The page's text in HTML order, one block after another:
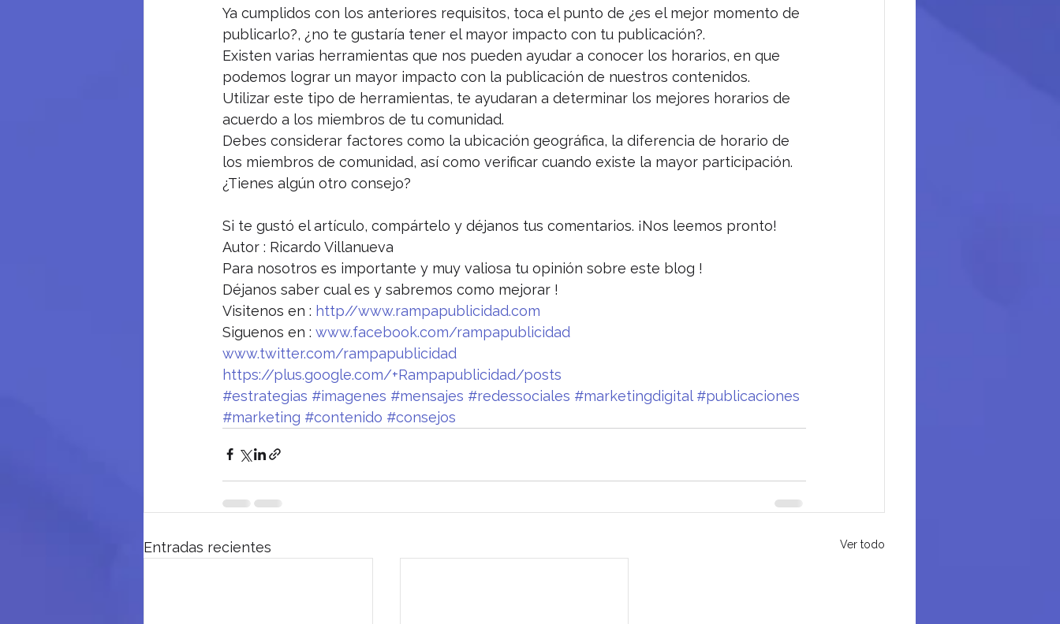
Ya cumplidos con los anteriores requisitos, toca el punto de ¿es el mejor momento de
publicarlo?, ¿no te gustaría tener el mayor impacto con tu publicación?.
Existen varias herramientas que nos pueden ayudar a conocer los horarios, en que
podemos lograr un mayor impacto con la publicación de nuestros contenidos.
Utilizar este tipo de herramientas, te ayudaran a determinar los mejores horarios de
acuerdo a los miembros de tu comunidad.
Debes considerar factores como la ubicación geográfica, la diferencia de horario de
los miembros de comunidad, así como verificar cuando existe la mayor participación.
¿Tienes algún otro consejo?
Si te gustó el artículo, compártelo y déjanos tus comentarios. ¡Nos leemos pronto!
Autor : Ricardo Villanueva
Para nosotros es importante y muy valiosa tu opinión sobre este blog !
Déjanos saber cual es y sabremos como mejorar !
Visitenos en : http//www.rampapublicidad.com
Siguenos en : www.facebook.com/rampapublicidad
www.twitter.com/rampapublicidad
https://plus.google.com/+Rampapublicidad/posts
#estrategias #imagenes #mensajes #redessociales #marketingdigital #publicaciones
#marketing #contenido #consejos
Entradas recientes Ver todo